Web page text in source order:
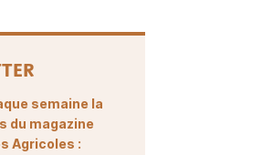
semaine la
du magazine
Agricoles :